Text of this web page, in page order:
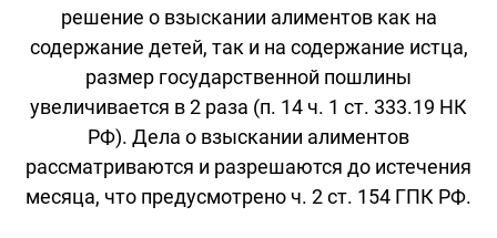
решение о взыскании алиментов как на
содержание детей, так и на содержание истца,
размер государственной пошлины
увеличивается в 2 раза (п. 14 ч. 1 ст. 333.19 НК
РФ). Дела о взыскании алиментов
рассматриваются и разрешаются до истечения
месяца, что предусмотрено ч. 2 ст. 154 ГПК РФ.